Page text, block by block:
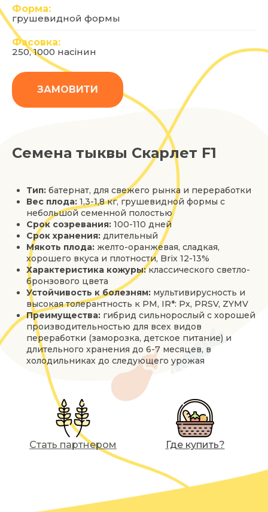
Форма:
грушевидной формы
Фасовка:
250, 1000 насінин
ЗАМОВИТИ
Семена тыквы Скарлет F1
Тип: батернат, для свежего рынка и переработки
Вес плода: 1,3-1,8 кг, грушевидной формы с
небольшой семенной полостью
Срок созревания: 100-110 дней
Срок хранения: длительный
Мякоть плода: желто-оранжевая, сладкая,
хорошего вкуса и плотности, Brix 12-13%
Характеристика кожуры:классического светло-
бронзового цвета
Устойчивость к болезням: мультивирусность и
высокая толерантность к PM, IR*: Px, PRSV, ZYMV
Преимущества: гибрид сильнорослый с хорошей
производительностью для всех видов
переработки (заморозка, детское питание) и
длительного хранения до 6-7 месяцев, в
холодильниках до следующего урожая
Стать партнером Где купить?